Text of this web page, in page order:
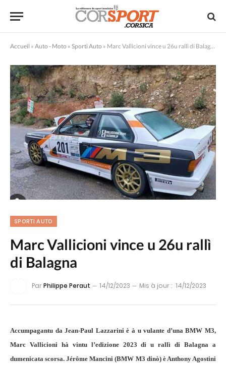
Accueil » Auto - Moto » Sporti Auto » Marc Vallicioni vince u 26u rallì di Balagna
SPORTI AUTO
Marc Vallicioni vince u 26u rallì
di Balagna
ParPhilippe Peraut 14/12/2023 Mis à jour : 14/12/2023
Accumpagantu da Jean-Paul Lazzarini è à u vulante d’una BMW M3,
Marc Vallicioni hà vintu l’edizione 2023 di u rallì di Balagna a
dumenicata scorsa. Jérôme Mancini (BMW M3 dinò) è Anthony Agostini